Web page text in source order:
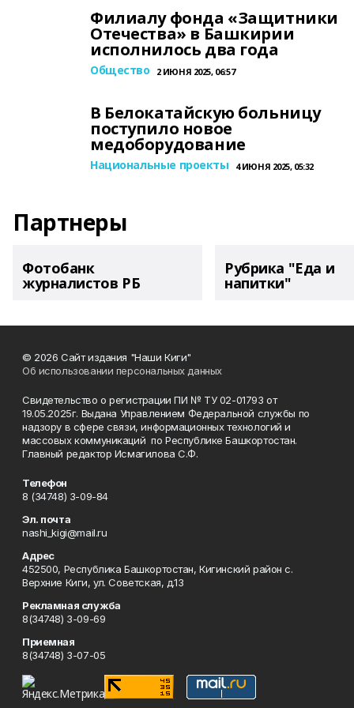
Филиалу фонда «Защитники
Отечества» в Башкирии
исполнилось два года
Общество 2 ИЮНЯ 2025, 06:57
В Белокатайскую больницу
поступило новое
медоборудование
Национальные проекты 4 ИЮНЯ 2025, 05:32
Партнеры
Фотобанк
журналистов РБ
Рубрика "Еда и
напитки"
© 2026 Сайт издания "Наши Киги"
Об использовании персональных данных
Свидетельство о регистрации ПИ № ТУ 02-01793 от
19.05.2025г. Выдана Управлением Федеральной службы по
надзору в сфере связи, информационных технологий и
массовых коммуникаций по Республике Башкортостан.
Главный редактор Исмагилова С.Ф.
Телефон
8 (34748) 3-09-84
Эл. почта
nashi_kigi@mail.ru
Адрес
452500, Республика Башкортостан, Кигинский район с.
Верхние Киги, ул. Советская, д.13
Рекламная служба
8(34748) 3-09-69
Приемная
8(34748) 3-07-05